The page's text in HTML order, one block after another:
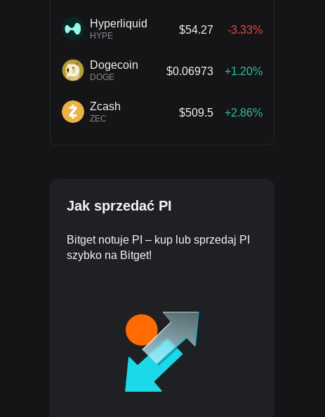
Hyperliquid
HYPE
$54.27 -3.33%
Dogecoin
DOGE
$0.06973 +1.20%
Zcash
ZEC
$509.5 +2.86%
Jak sprzedać PI
Bitget notuje PI – kup lub sprzedaj PI
szybko na Bitget!